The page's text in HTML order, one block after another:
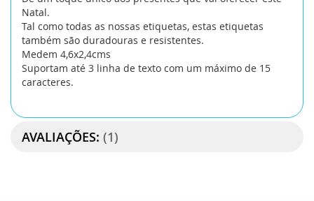
Natal.
Tal como todas as nossas etiquetas, estas etiquetas
também são duradouras e resistentes.
Medem 4,6x2,4cms
Suportam até 3 linha de texto com um máximo de 15
caracteres.
AVALIAÇÕES: 1